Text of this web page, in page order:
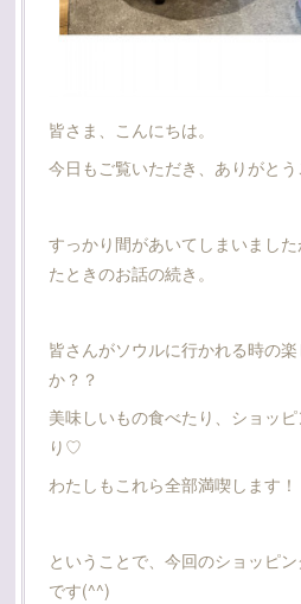
皆さま、こんにちは。
今日もご覧いただき、ありがとう
すっかり間があいてしまいまし
たときのお話の続き。
皆さんがソウルに行かれる時の
か？？
美味しいもの食べたり、ショッ
り♡
わたしもこれら全部満喫します！
ということで、今回のショッピ
です(^^)